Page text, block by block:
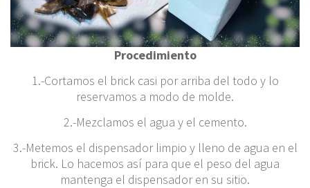
Procedimiento
1.-Cortamos el brick casi por arriba del todo y lo
reservamos a modo de molde.
2.-Mezclamos el agua y el cemento.
3.-Metemos el dispensador limpio y lleno de agua en el
brick. Lo hacemos así para que el peso del agua
mantenga el dispensador en su sitio.